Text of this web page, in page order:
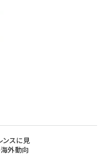
ンスに見
外動向